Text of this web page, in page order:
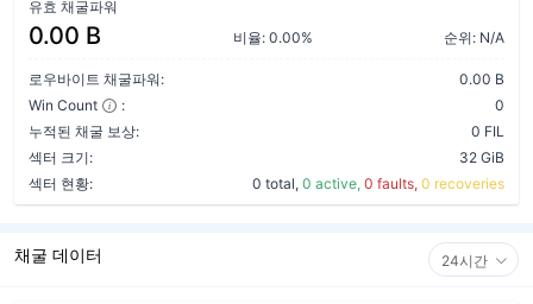
유효 채굴파워
0.00 B 비율: 0.00% 순위: N/A
로우바이트 채굴파워:
0.00 B
Win Count
:
0
누적된 채굴 보상:
0 FIL
섹터 크기:
32 GiB
섹터 현황:
0 total, 0 active, 0 faults, 0 recoveries
채굴 데이터 24시간